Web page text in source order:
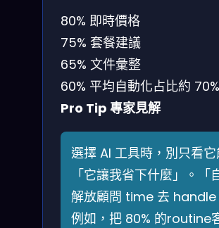
80% 即時價格
75% 套餐建議
65% 文件彙整
60% 平均自動化占比約 70%
Pro Tip 專家見解
選擇 AI 工具時，別只看
「它讓我省下什麼」。
解放顧問 time 去 handle
例如，把 80% 的routine